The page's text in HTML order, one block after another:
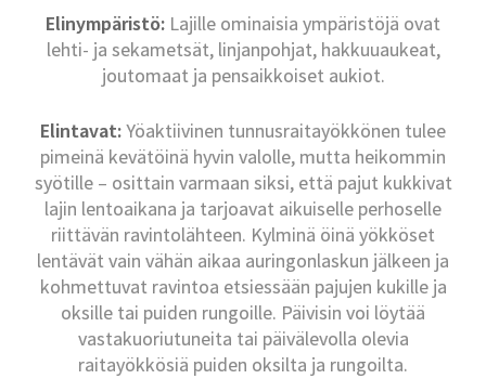
Elinympäristö: Lajille ominaisia ympäristöjä ovat
lehti- ja sekametsät, linjanpohjat, hakkuuaukeat,
joutomaat ja pensaikkoiset aukiot.
Elintavat:Yöaktiivinen tunnusraitayökkönen tulee
pimeinä kevätöinä hyvin valolle, mutta heikommin
syötille – osittain varmaan siksi, että pajut kukkivat
lajin lentoaikana ja tarjoavat aikuiselle perhoselle
riittävän ravintolähteen. Kylminä öinä yökköset
lentävät vain vähän aikaa auringonlaskun jälkeen ja
kohmettuvat ravintoa etsiessään pajujen kukille ja
oksille tai puiden rungoille. Päivisin voi löytää
vastakuoriutuneita tai päivälevolla olevia
raitayökkösiä puiden oksilta ja rungoilta.